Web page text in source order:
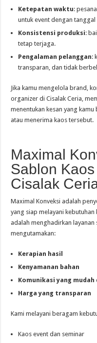
Ketepatan waktu:
untuk event dengan tanggal
Konsistensi produksi:
tetap terjaga.
Pengalaman pelanggan:
transparan, dan tidak
Jika kamu mengelola brand,
organizer di Cisalak Ceria,
menentukan kesan yang
atau menerima kaos tersebut.
Maximal
Sablon
Cisalak
Maximal Konveksi adalah
yang siap melayani kebutuhan
adalah menghadirkan
mengutamakan:
Kerapian hasil
Kenyamanan bahan
Komunikasi yang mudah
Harga yang transparan
Kami melayani beragam
Kaos event dan seminar